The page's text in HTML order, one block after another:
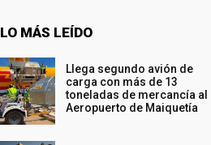
LO MÁS LEÍDO
Llega segundo avión de
carga con más de 13
toneladas de mercancía al
Aeropuerto de Maiquetía